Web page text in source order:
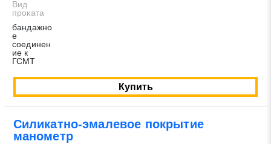
Вид
проката
бандажно
е
соединен
ие к
ГСМТ
Купить
Силикатно-эмалевое покрытие
манометр